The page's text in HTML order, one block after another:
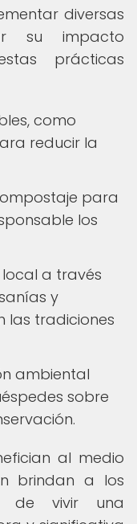
diversas
su impacto
prácticas
como
reducir la
para
los
a través
y
las tradiciones
ambiental
sobre
al medio
brindan a los
de vivir una